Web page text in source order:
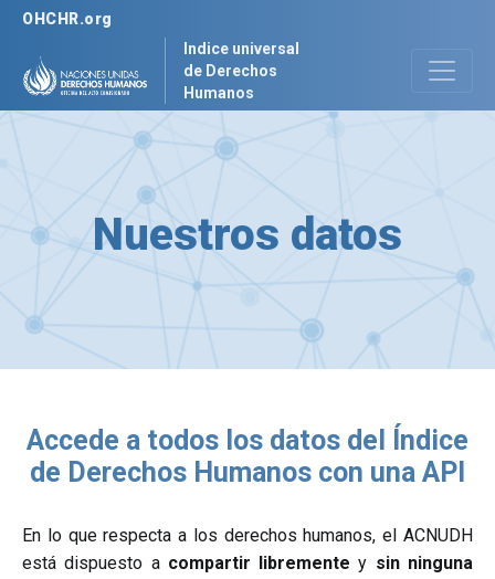
OHCHR.org
Indice universal
de Derechos
Humanos
Nuestros datos
Accede a todos los datos del Índice
de Derechos Humanos con una API
En lo que respecta a los derechos humanos, el ACNUDH
está dispuesto a compartir librementey sin ninguna